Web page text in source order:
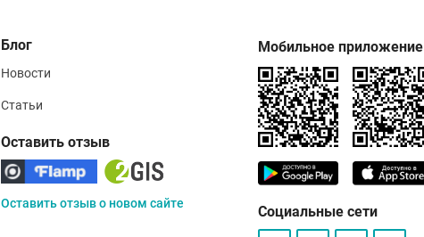
Блог
Новости
Статьи
Оставить отзыв
Оставить отзыв о новом сайте
Мобильное приложение
Социальные сети